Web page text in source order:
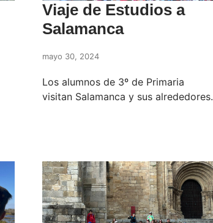
Viaje de Estudios a
Salamanca
mayo 30, 2024
Los alumnos de 3º de Primaria
visitan Salamanca y sus alrededores.